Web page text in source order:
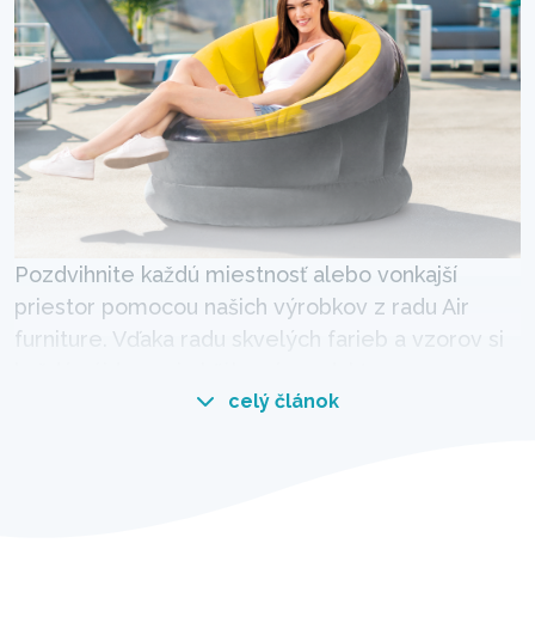
Pozdvihnite každú miestnosť alebo vonkajší
priestor pomocou našich výrobkov z radu Air
furniture. Vďaka radu skvelých farieb a vzorov si
celý článok